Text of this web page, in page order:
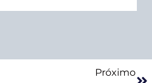
Próximo